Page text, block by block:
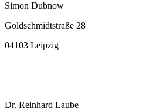
Simon Dubnow
Goldschmidtstraße 28
04103 Leipzig
Dr. Reinhard Laube